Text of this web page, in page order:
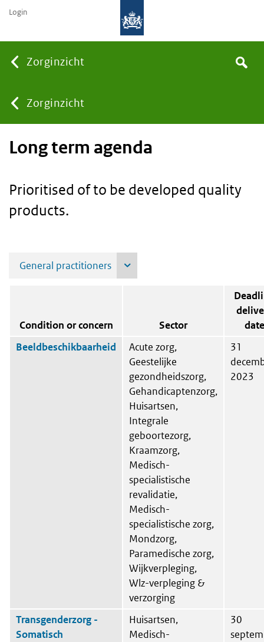
Zorginzicht
You
are
here:
Zorginzicht
Search
Login
Long term agenda
Prioritised of to be developed quality
products.
Condition or concern Sector
date
Beeldbeschikbaarheid
Acute zorg,
Geestelijke
gezondheidszorg,
Gehandicaptenzorg,
Huisartsen,
Integrale
geboortezorg,
Kraamzorg,
Medisch-
specialistische
revalidatie,
Medisch-
specialistische zorg,
Mondzorg,
Paramedische zorg,
Wijkverpleging,
Wlz-verpleging &
verzorging
31
2023
Transgenderzorg -
Somatisch
Huisartsen,
Medisch-
30